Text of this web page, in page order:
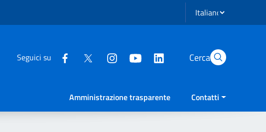
Seleziona lingua
Seguici su Cerca
Amministrazione trasparente Contatti